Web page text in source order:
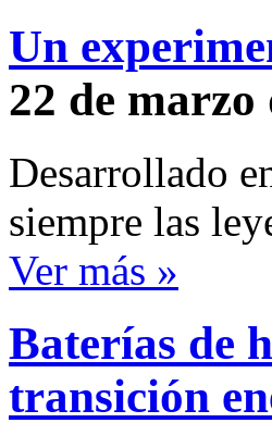
Un
22 de marzo
Desarrollado
siempre las
Ver más »
Baterías de
transición